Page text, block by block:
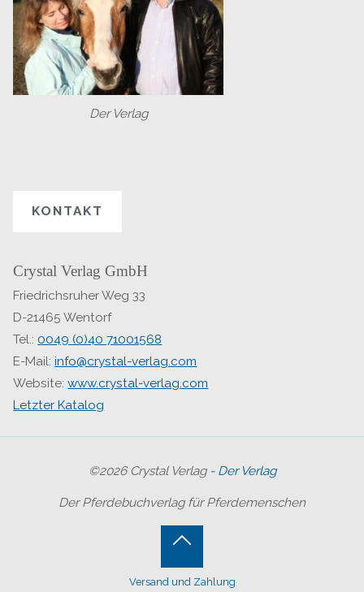
Der Verlag
KONTAKT
Crystal Verlag GmbH
Friedrichsruher Weg 33
D-21465 Wentorf
Tel.: 0049 (0)40 71001568
E-Mail:info@crystal-verlag.com
Website:www.crystal-verlag.com
Letzter Katalog
©2026 Crystal Verlag - Der Verlag
Der Pferdebuchverlag für Pferdemenschen
Versand und Zahlung
Back